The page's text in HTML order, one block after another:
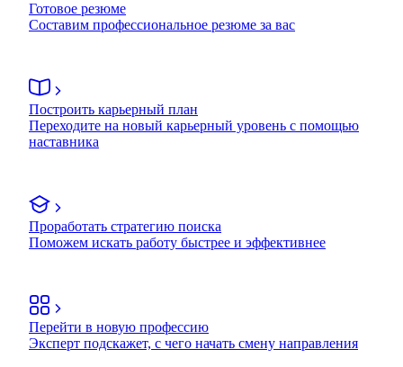
Готовое резюме
Составим профессиональное резюме за вас
Построить карьерный план
Переходите на новый карьерный уровень с помощью
наставника
Проработать стратегию поиска
Поможем искать работу быстрее и эффективнее
Перейти в новую профессию
Эксперт подскажет, с чего начать смену направления